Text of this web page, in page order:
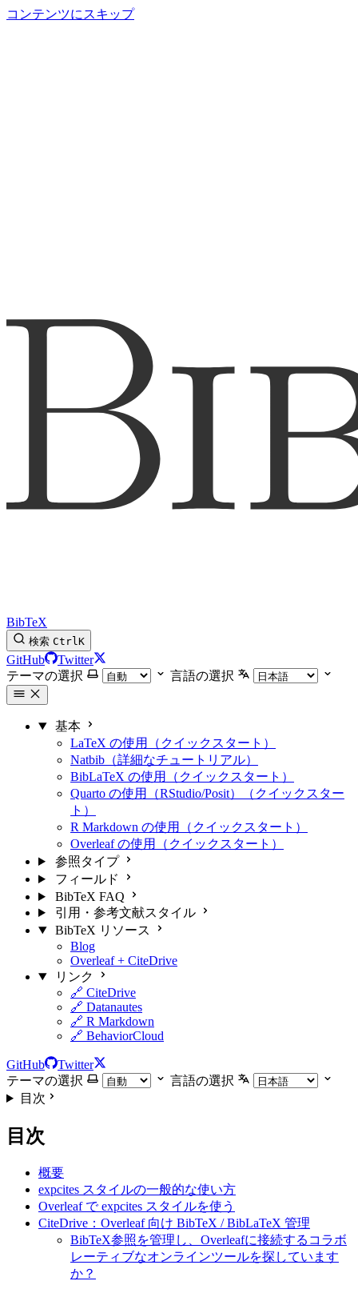
コンテンツにスキップ
BibTeX
検索 CtrlK
GitHub
Twitter
テーマの選択
言語の選択
基本
LaTeX の使用（クイックスタート）
Natbib（詳細なチュートリアル）
BibLaTeX の使用（クイックスタート）
Quarto の使用（RStudio/Posit）（クイックスター
ト）
R Markdown の使用（クイックスタート）
Overleaf の使用（クイックスタート）
参照タイプ
フィールド
BibTeX FAQ
引用・参考文献スタイル
BibTeX リソース
Blog
Overleaf + CiteDrive
リンク
🔗 CiteDrive
🔗 Datanautes
🔗 R Markdown
🔗 BehaviorCloud
GitHub
Twitter
テーマの選択
言語の選択
目次
目次
概要
expcites スタイルの一般的な使い方
Overleaf で expcites スタイルを使う
CiteDrive：Overleaf 向け BibTeX / BibLaTeX 管理
BibTeX参照を管理し、Overleafに接続するコラボ
レーティブなオンラインツールを探しています
か？